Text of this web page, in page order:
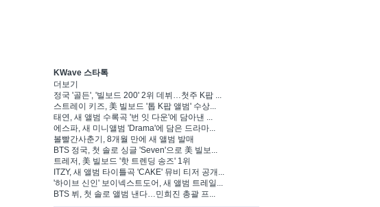
KWave 스타톡
더보기
정국 '골든', '빌보드 200' 2위 데뷔…첫주 K팝 ...
스트레이 키즈, 美 빌보드 '톱 K팝 앨범' 수상...
태연, 새 앨범 수록곡 '번 잇 다운'에 담아낸 ...
에스파, 새 미니앨범 'Drama'에 담은 드라마...
볼빨간사춘기, 8개월 만에 새 앨범 발매
BTS 정국, 첫 솔로 싱글 'Seven'으로 美 빌보...
트레저, 美 빌보드 '핫 트렌딩 송즈' 1위
ITZY, 새 앨범 타이틀곡 'CAKE' 뮤비 티저 공개...
'하이브 신인' 보이넥스트도어, 새 앨범 트레일...
BTS 뷔, 첫 솔로 앨범 낸다…민희진 총괄 프...